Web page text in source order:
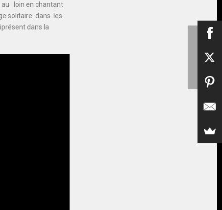
loin en chantant
solitaire dans les
dans la